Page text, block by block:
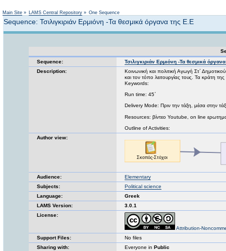
Main Site » LAMS Central Repository » One Sequence
Sequence: Τσιλιγκιριάν Ερμιόνη -Τα θεσμικά όργανα της Ε.Ε
Sequence:
Τσιλιγκιριάν Ερμιόνη -Τα θεσμικά
Description:
Κοινωνική και πολιτική Αγωγή Στ΄
και τον τόπο λειτουργίας τους. Τα κράτη
Keywords:
Run time: 45΄
Delivery Mode: Πριν την τάξη, μέσα στην
Resources: βίντεο Youtube, on line
Outline of Activities:
Author view:
Audience:
Elementary
Subjects:
Political science
Language:
Greek
LAMS Version:
3.0.1
License:
Attribution-
Support Files:
No files
Sharing with:
Everyone in Public